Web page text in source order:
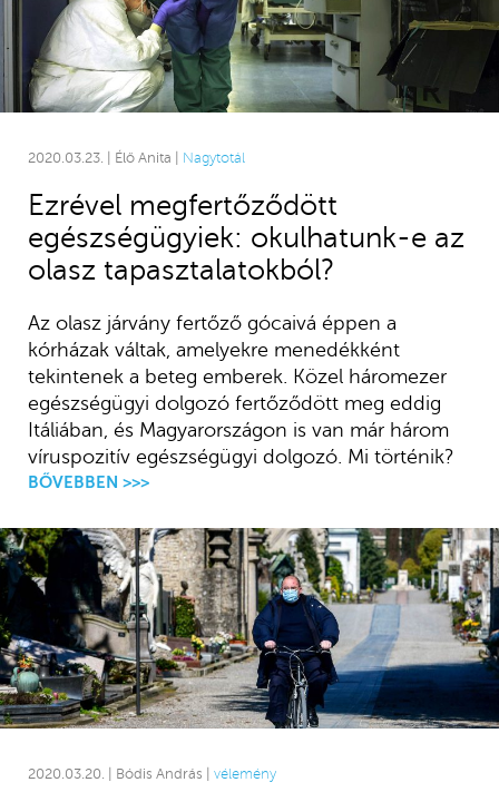
2020.03.23. | Élő Anita | Nagytotál
Ezrével megfertőződött
egészségügyiek: okulhatunk-e az
olasz tapasztalatokból?
Az olasz járvány fertőző gócaivá éppen a
kórházak váltak, amelyekre menedékként
tekintenek a beteg emberek. Közel háromezer
egészségügyi dolgozó fertőződött meg eddig
Itáliában, és Magyarországon is van már három
víruspozitív egészségügyi dolgozó. Mi történik?
BŐVEBBEN >>>
2020.03.20. | Bódis András | vélemény